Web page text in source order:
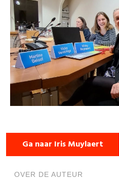
Ga naar Iris Muylaert
OVER DE AUTEUR